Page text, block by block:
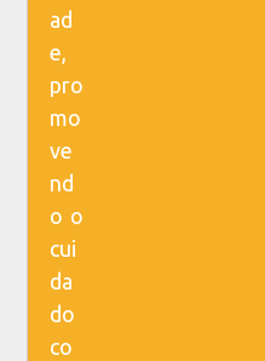
ad
e,
pro
mo
ve
nd
o o
cui
da
do
co